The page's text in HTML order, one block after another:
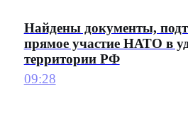
Найдены документы,
прямое участие НАТО в
территории РФ
09:28